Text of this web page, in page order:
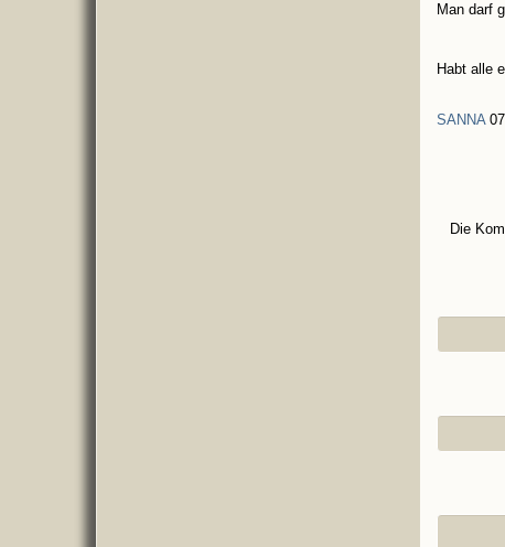
Man darf
Habt alle
SANNA
Die